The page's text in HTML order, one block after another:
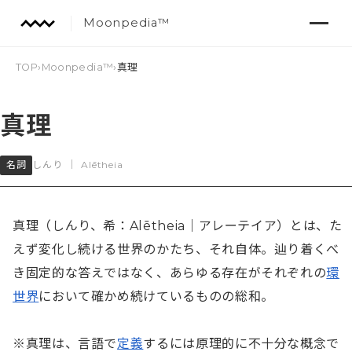
Moonpedia™
TOP› Moonpedia™›真理
真理
名詞 しんり Alētheia
真理（しんり、希：Alētheia｜アレーテイア）とは、た
えず変化し続ける世界のかたち、それ自体。辿り着くべ
き固定的な答えではなく、あらゆる存在がそれぞれの環
世界において確かめ続けているものの総和。
※真理は、言語で定義するには原理的に不十分な概念で